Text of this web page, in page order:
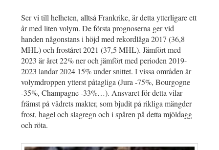
Ser vi till helheten, alltså Frankrike, är detta ytterligare ett
år med liten volym. De första prognoserna ger vid
handen någonstans i höjd med rekordlåga 2017 (36,8
MHL) och froståret 2021 (37,5 MHL). Jämfört med
2023 är året 22% ner och jämfört med perioden 2019-
2023 landar 2024 15% under snittet. I vissa områden är
volymdroppen ytterst påtagliga (Jura -75%, Bourgogne
-35%, Champagne -33%…). Ansvaret för detta vilar
främst på vädrets makter, som bjudit på rikliga mängder
frost, hagel och slagregn och i spåren på detta mjöldagg
och röta.